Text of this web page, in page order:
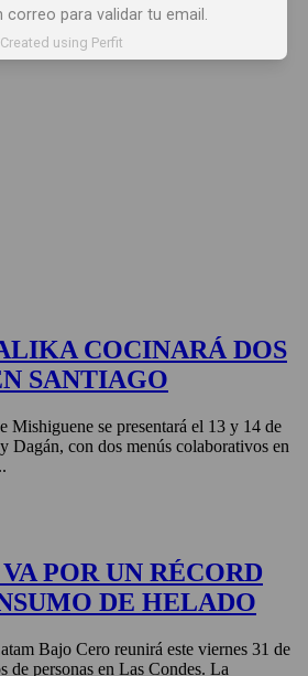
ARTÍCULOS
COCINARÁ DOS
SANTIAGO
Mishiguene se presentará el 13 y 14 de
Dagán, con dos menús colaborativos en
POR UN RÉCORD
DE HELADO
Bajo Cero reunirá este viernes 31 de
de personas en Las Condes. La
correo para validar tu email.
Created using Perfit